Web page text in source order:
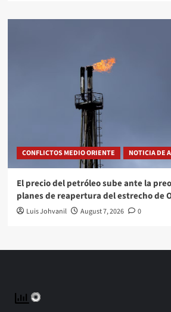
CONFLICTOS MEDIO ORIENTE NOTICIA DE
El precio del petróleo sube ante la
planes de reapertura del estrecho de
Luis Johvanil August 7, 2026 0